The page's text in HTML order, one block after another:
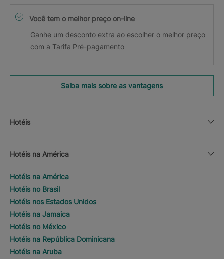
Você tem o melhor preço on-line
Ganhe um desconto extra ao escolher o melhor preço
com a Tarifa Pré-pagamento
Saiba mais sobre as vantagens
Hotéis
Hotéis na América
Hotéis na América
Hotéis no Brasil
Hotéis nos Estados Unidos
Hotéis na Jamaica
Hotéis no México
Hotéis na República Dominicana
Hotéis na Aruba